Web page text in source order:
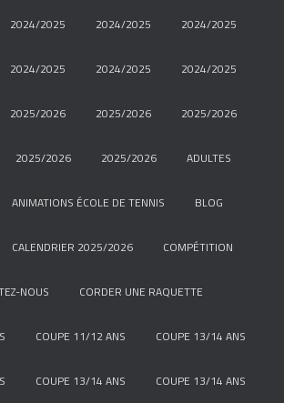
2024/2025 2024/2025 2024/2025
2024/2025 2024/2025 2024/2025
2025/2026 2025/2026 2025/2026
2025/2026 2025/2026 ADULTES
ANIMATIONS ÉCOLE DE TENNIS BLOG
CALENDRIER 2025/2026 COMPÉTITION
NOUS CORDER UNE RAQUETTE
COUPE 11/12 ANS COUPE 13/14 ANS
COUPE 13/14 ANS COUPE 13/14 ANS